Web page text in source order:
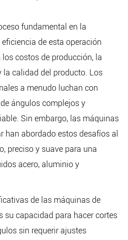
fundamental en la
de esta operación
costos de producción, la
calidad del producto. Los
a menudo luchan con
ángulos complejos y
Sin embargo, las máquinas
han abordado estos desafíos al
preciso y suave para una
acero, aluminio y
de las máquinas de
su capacidad para hacer cortes
sin requerir ajustes